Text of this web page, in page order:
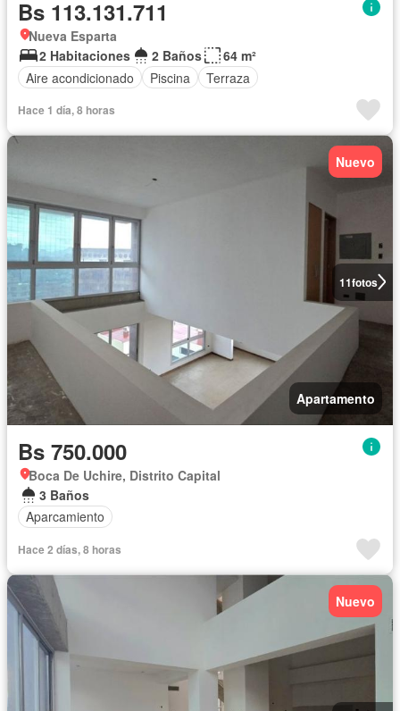
Bs 113.131.711
Nueva Esparta
2 Habitaciones
2 Baños
64 m²
Aire acondicionado
Piscina Terraza
Hace 1 día, 8 horas
11fotos
Nuevo
Apartamento
Bs 750.000
Boca De Uchire, Distrito Capital
3 Baños
Aparcamiento
Hace 2 días, 8 horas
Nuevo